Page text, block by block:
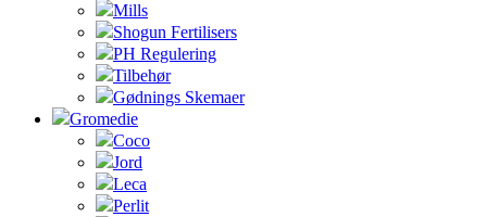
Mills
Shogun Fertilisers
PH Regulering
Tilbehør
Gødnings Skemaer
Gromedie
Coco
Jord
Leca
Perlit